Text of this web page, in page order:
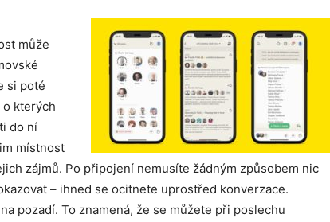
může
si poté
kterých
do ní
místnost
zájmů. Po připojení nemusíte žádným způsobem nic
– ihned se ocitnete uprostřed konverzace.
pozadí. To znamená, že se můžete při poslechu